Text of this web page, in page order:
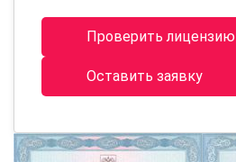
Проверить лицензию
Оставить заявку